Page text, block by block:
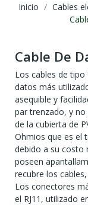
Inicio Cables
Cable De
Los cables de
datos más
asequible y
par trenzado, y
de la cubierta de
Ohmios que es el
debido a su costo
poseen
recubre los
Los conectores
el RJ11, utilizado